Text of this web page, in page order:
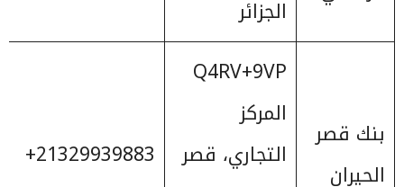
الجزائر
بنك قصر
الحيران
Q4RV+9VP
المركز
التجاري، قصر
‎+21329939883